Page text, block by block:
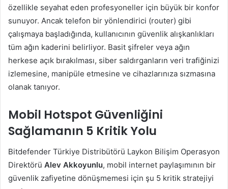
özellikle seyahat eden profesyoneller için büyük bir konfor
sunuyor. Ancak telefon bir yönlendirici (router) gibi
çalışmaya başladığında, kullanıcının güvenlik alışkanlıkları
tüm ağın kaderini belirliyor. Basit şifreler veya ağın
herkese açık bırakılması, siber saldırganların veri trafiğinizi
izlemesine, manipüle etmesine ve cihazlarınıza sızmasına
olanak tanıyor.
Mobil Hotspot Güvenliğini
Sağlamanın 5 Kritik Yolu
Bitdefender Türkiye Distribütörü Laykon Bilişim Operasyon
Direktörü Alev Akkoyunlu, mobil internet paylaşımının bir
güvenlik zafiyetine dönüşmemesi için şu 5 kritik stratejiyi